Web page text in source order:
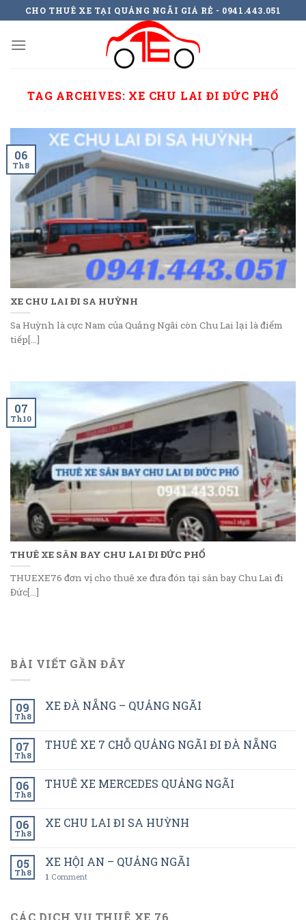
to
content
CHO THUÊ XE TẠI QUẢNG NGÃI GIÁ RẺ - 0941.443.051
TAG ARCHIVES: XE CHU LAI ĐI ĐỨC PHỔ
XE CHU LAI ĐI SA HUỲNH
Sa Huỳnh là cực Nam của Quảng Ngãi còn Chu Lai lại là điểm
tiếp[...]
06
Th8
THUÊ XE SÂN BAY CHU LAI ĐI ĐỨC PHỔ
THUEXE76 đơn vị cho thuê xe đưa đón tại sân bay Chu Lai đi
Đức[...]
07
Th10
BÀI VIẾT GẦN ĐÂY
09
Th8
XE ĐÀ NẴNG – QUẢNG NGÃI
07
Th8
THUÊ XE 7 CHỖ QUẢNG NGÃI ĐI ĐÀ NẴNG
06
Th8
THUÊ XE MERCEDES QUẢNG NGÃI
06
Th8
XE CHU LAI ĐI SA HUỲNH
05
Th8
XE HỘI AN – QUẢNG NGÃI
1 Comment